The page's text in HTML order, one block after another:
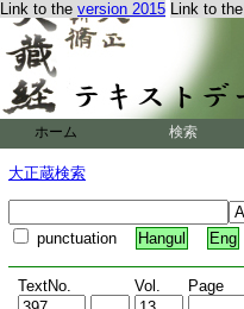
Link to the version 2015 Link to the
ホーム 検索
大正蔵検索
punctuation Hangul Eng
TextNo. Vol. Page